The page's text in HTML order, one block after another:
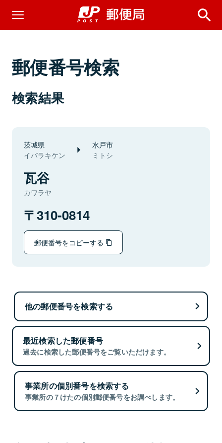
郵便番号検索
検索結果
茨城県
イバラキケン
水戸市
ミトシ
瓦谷
カワラヤ
310-0814
郵便番号をコピーする
他の郵便番号を検索する
最近検索した郵便番号
過去に検索した郵便番号をご覧いただけます。
事業所の個別番号を検索する
事業所の７けたの個別郵便番号をお調べします。